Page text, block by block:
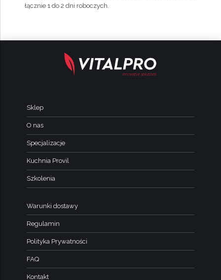
łącznie 1 do 2 dni roboczych.
Sklep
O nas
Specjalizacje
Kuchnia Provil
Szkolenia
Warunki dostawy
Regulamin
Polityka Prywatności
FAQ
Kontakt